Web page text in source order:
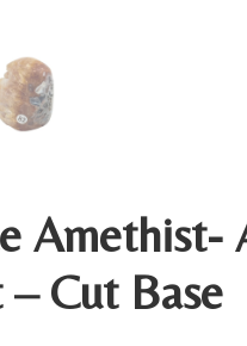
Amethist-
Cut Base